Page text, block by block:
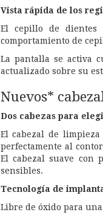
Vista rápida de los
El cepillo de dientes
comportamiento de
La pantalla se activa
actualizado sobre su
Nuevos*
Dos cabezas para
El cabezal de
perfectamente al
El cabezal suave con
sensibles.
Tecnología de
Libre de óxido para